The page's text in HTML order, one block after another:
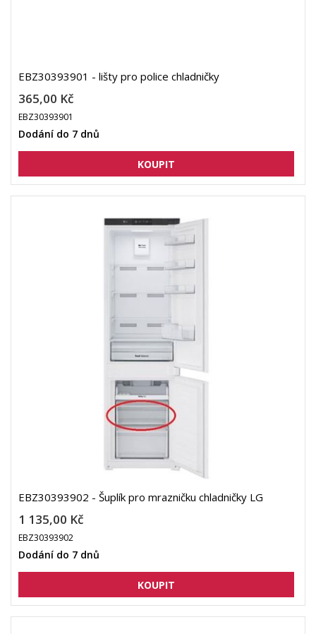
EBZ30393901 - lišty pro police chladničky
365,00 Kč
EBZ30393901
Dodání do 7 dnů
EBZ30393902 - Šuplík pro mrazničku chladničky LG
1 135,00 Kč
EBZ30393902
Dodání do 7 dnů